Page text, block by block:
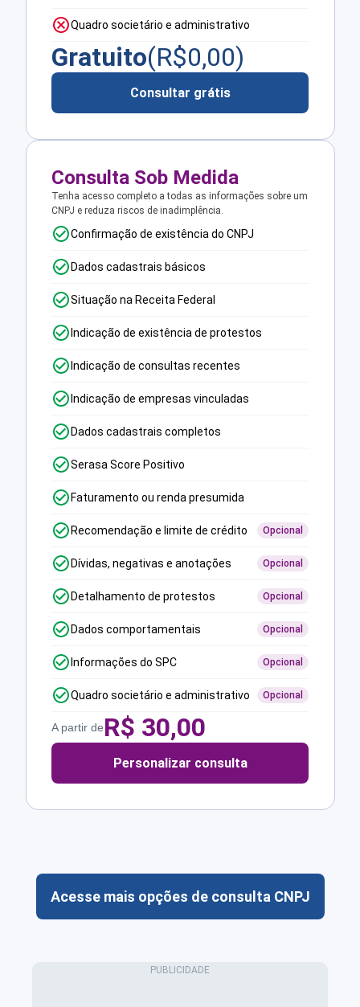
Quadro societário e administrativo
Gratuito(R$0,00)
Consultar grátis
Consulta Sob Medida
Tenha acesso completo a todas as informações sobre um
CNPJ e reduza riscos de inadimplência.
Confirmação de existência do CNPJ
Dados cadastrais básicos
Situação na Receita Federal
Indicação de existência de protestos
Indicação de consultas recentes
Indicação de empresas vinculadas
Dados cadastrais completos
Serasa Score Positivo
Faturamento ou renda presumida
Recomendação e limite de crédito Opcional
Dívidas, negativas e anotações Opcional
Detalhamento de protestos Opcional
Dados comportamentais Opcional
Informações do SPC Opcional
Quadro societário e administrativo Opcional
A partir deR$ 30,00
Personalizar consulta
Acesse mais opções de consulta CNPJ